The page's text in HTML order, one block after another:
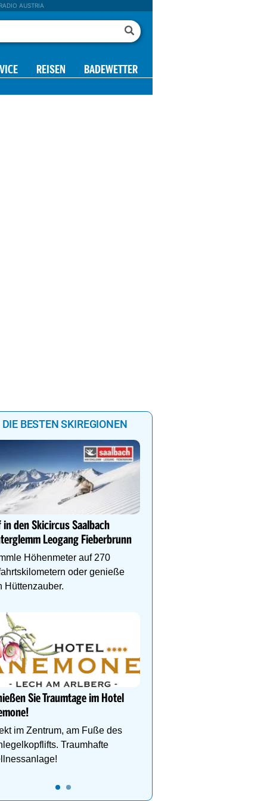
RADIO AUSTRIA
REISEN BADEWETTER
DIE BESTEN SKIREGIONEN
in den Skicircus Saalbach
Leogang Fieberbrunn
Höhenmeter auf 270
oder genieße
Hüttenzauber.
Sie Traumtage im Hotel
im Zentrum, am Fuße des
Traumhafte